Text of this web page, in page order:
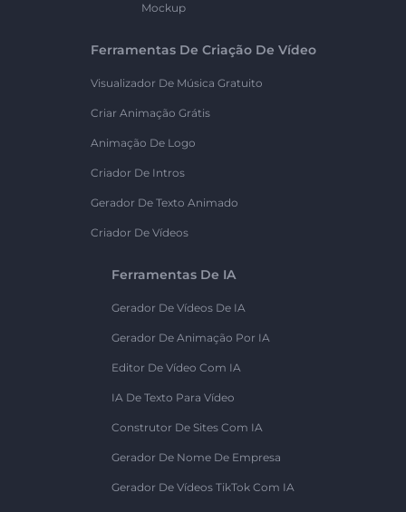
Mockup
Ferramentas De Criação De Vídeo
Visualizador De Música Gratuito
Criar Animação Grátis
Animação De Logo
Criador De Intros
Gerador De Texto Animado
Criador De Vídeos
Ferramentas De IA
Gerador De Vídeos De IA
Gerador De Animação Por IA
Editor De Vídeo Com IA
IA De Texto Para Vídeo
Construtor De Sites Com IA
Gerador De Nome De Empresa
Gerador De Vídeos TikTok Com IA